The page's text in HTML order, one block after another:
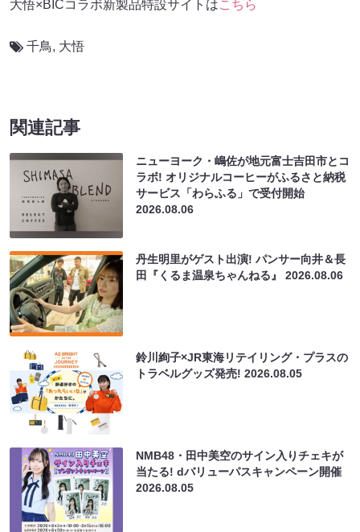
大悟×BICコラボ新製品特設サイトはこちら
千鳥, 大悟
関連記事
ニューヨーク・嶋佐が地元富士吉田市とコ
ラボ! オリジナルコーヒーがふるさと納税
サービス「わらふる」で受付開始
2026.08.06
丹生明里がゲスト出演! パンサー向井＆長
田『くるま温泉ちゃんねる』2026.08.06
鈴川絢子×JR東海リテイリング・プラスの
トラベルグッズ発売!2026.08.05
NMB48・田中美空のサイン入りチェキが
当たる! dバリューパスキャンペーン開催
2026.08.05